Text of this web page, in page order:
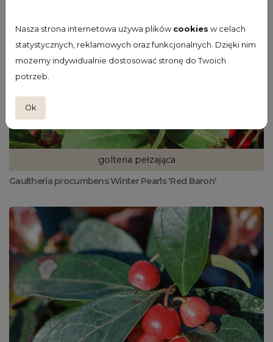
Nasza strona internetowa używa plikówcookies w celach
statystycznych, reklamowych oraz funkcjonalnych. Dzięki nim
możemy indywidualnie dostosować stronę do Twoich
potrzeb.
Ok
golteria pełzająca
Gaultheria procumbens Winter Pearls 'Red Baron'